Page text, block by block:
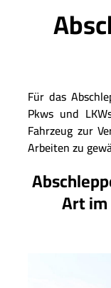
Für das
Pkws und
Fahrzeug zur
Arbeiten zu
Art